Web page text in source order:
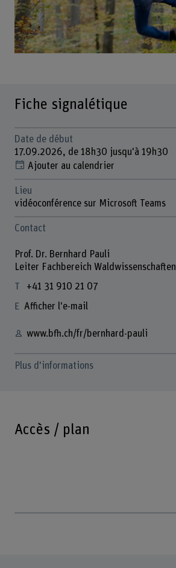
Fiche signalétique
Date de début
17.09.2026, de 18h30 jusqu'à 19h30
Ajouter au calendrier
Lieu
vidéoconférence sur Microsoft Teams
Contact
Prof. Dr. Bernhard Pauli
Leiter Fachbereich Waldwissenschaften
+41 31 910 21 07
Afficher l'e-mail
www.bfh.ch/fr/bernhard-pauli
Plus d'informations
Accès / plan